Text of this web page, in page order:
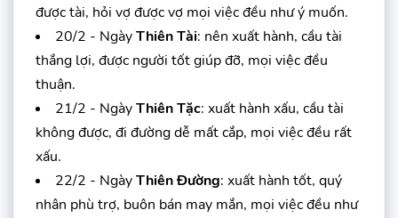
được tài, hỏi vợ được vợ mọi việc đều như ý muốn.
20/2 - NgàyThiên Tài: nên xuất hành, cầu tài
thắng lợi, được người tốt giúp đỡ, mọi việc đều
thuận.
21/2 - NgàyThiên Tặc: xuất hành xấu, cầu tài
không được, đi đường dễ mất cắp, mọi việc đều rất
xấu.
22/2 - NgàyThiên Đường: xuất hành tốt, quý
nhân phù trợ, buôn bán may mắn, mọi việc đều như